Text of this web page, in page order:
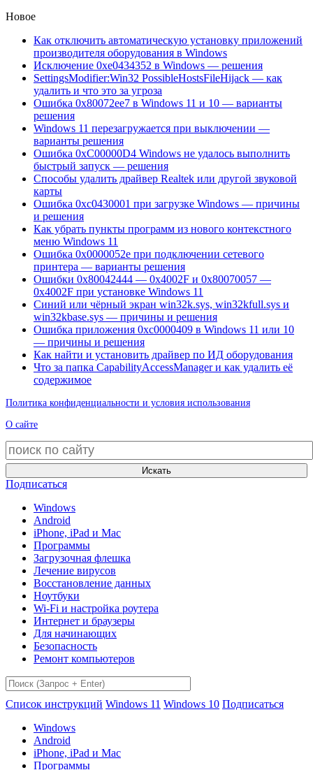
Новое
Как отключить автоматическую установку приложений
производителя оборудования в Windows
Исключение 0xe0434352 в Windows — решения
SettingsModifier:Win32 PossibleHostsFileHijack — как
удалить и что это за угроза
Ошибка 0x80072ee7 в Windows 11 и 10 — варианты
решения
Windows 11 перезагружается при выключении —
варианты решения
Ошибка 0xC00000D4 Windows не удалось выполнить
быстрый запуск — решения
Способы удалить драйвер Realtek или другой звуковой
карты
Ошибка 0xc0430001 при загрузке Windows — причины
и решения
Как убрать пункты программ из нового контекстного
меню Windows 11
Ошибка 0x0000052e при подключении сетевого
принтера — варианты решения
Ошибки 0x80042444 — 0x4002F и 0x80070057 —
0x4002F при установке Windows 11
Синий или чёрный экран win32k.sys, win32kfull.sys и
win32kbase.sys — причины и решения
Ошибка приложения 0xc0000409 в Windows 11 или 10
— причины и решения
Как найти и установить драйвер по ИД оборудования
Что за папка CapabilityAccessManager и как удалить её
содержимое
Политика конфиденциальности и условия использования
О сайте
Искать
Подписаться
Windows
Android
iPhone, iPad и Mac
Программы
Загрузочная флешка
Лечение вирусов
Восстановление данных
Ноутбуки
Wi-Fi и настройка роутера
Интернет и браузеры
Для начинающих
Безопасность
Ремонт компьютеров
Список инструкций Windows 11 Windows 10 Подписаться
Windows
Android
iPhone, iPad и Mac
Программы